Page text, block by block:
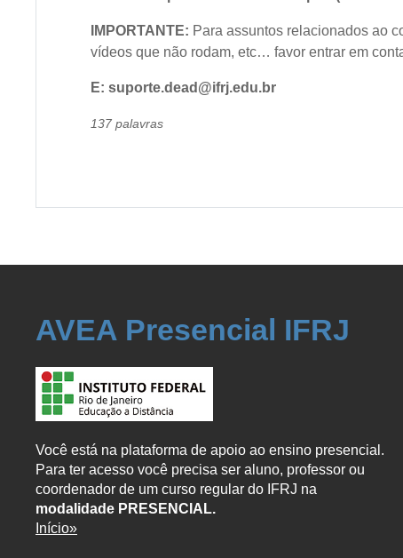
IMPORTANTE: Para assuntos relacionados ao
vídeos que não rodam, etc… favor entrar em
E: suporte.dead@ifrj.edu.br
137 palavras
AVEA Presencial IFRJ
Você está na plataforma de apoio ao ensino presencial.
Para ter acesso você precisa ser aluno, professor ou
coordenador de um curso regular do IFRJ na
modalidade PRESENCIAL.
Início»